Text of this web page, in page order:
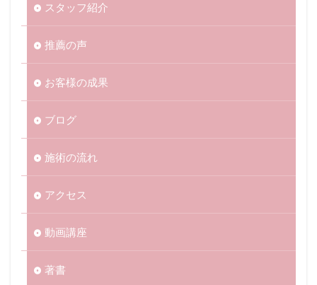
スタッフ紹介
推薦の声
お客様の成果
ブログ
施術の流れ
アクセス
動画講座
著書